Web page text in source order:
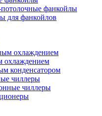
фанкойлы
для фанкойлов
охлаждением
охлаждением
конденсатором
чиллеры
чиллеры